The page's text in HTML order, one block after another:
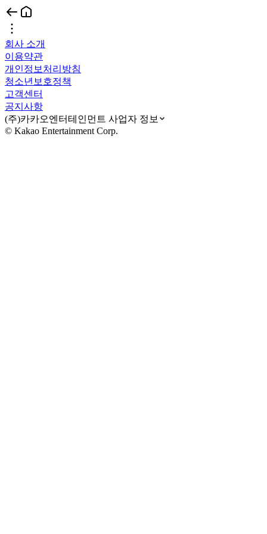
회사 소개
이용약관
개인정보처리방침
청소년보호정책
고객센터
공지사항
(주)카카오엔터테인먼트 사업자 정보
© Kakao Entertainment Corp.